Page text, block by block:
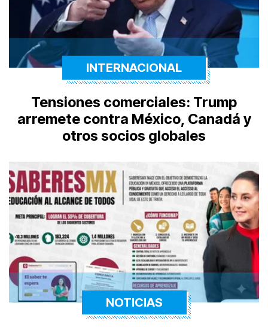
INTERNACIONAL
Tensiones comerciales: Trump
arremete contra México, Canadá y
otros socios globales
NOTICIAS